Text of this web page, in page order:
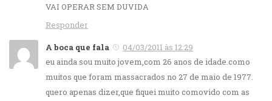
VAI OPERAR SEM DUVIDA
Responder
A boca que fala
04/03/2011 às 12:29
eu ainda sou muito jovem,com 26 anos de idade.como
muitos que foram massacrados no 27 de maio de 1977.
quero apenas dizer,que fiquei muito comovido com as